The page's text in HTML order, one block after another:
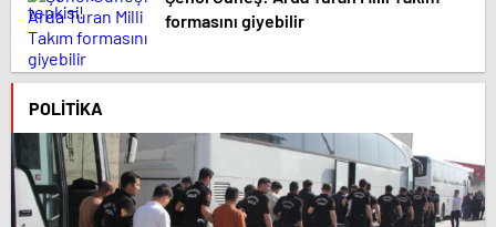
formasını giyebilir
POLITIKA